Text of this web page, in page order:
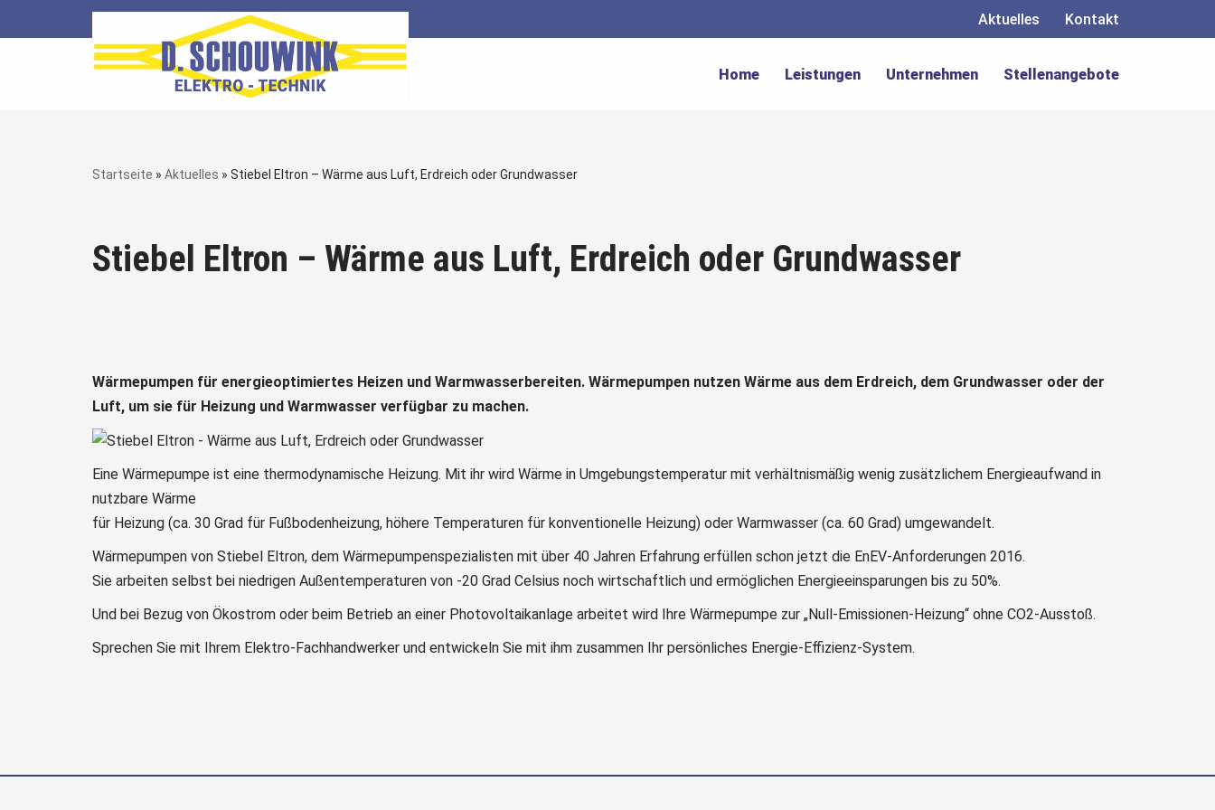
Aktuelles Kontakt
Home Leistungen Unternehmen Stellenangebote
Startseite » Aktuelles » Stiebel Eltron – Wärme aus Luft, Erdreich oder Grundwasser
Stiebel Eltron – Wärme aus Luft, Erdreich oder Grundwasser
Wärmepumpen für energieoptimiertes Heizen und Warmwasserbereiten. Wärmepumpen nutzen Wärme aus dem Erdreich, dem Grundwasser oder der
Luft, um sie für Heizung und Warmwasser verfügbar zu machen.
Eine Wärmepumpe ist eine thermodynamische Heizung. Mit ihr wird Wärme in Umgebungstemperatur mit verhältnismäßig wenig zusätzlichem Energieaufwand in
nutzbare Wärme
für Heizung (ca. 30 Grad für Fußbodenheizung, höhere Temperaturen für konventionelle Heizung) oder Warmwasser (ca. 60 Grad) umgewandelt.
Wärmepumpen von Stiebel Eltron, dem Wärmepumpenspezialisten mit über 40 Jahren Erfahrung erfüllen schon jetzt die EnEV-Anforderungen 2016.
Sie arbeiten selbst bei niedrigen Außentemperaturen von -20 Grad Celsius noch wirtschaftlich und ermöglichen Energieeinsparungen bis zu 50%.
Und bei Bezug von Ökostrom oder beim Betrieb an einer Photovoltaikanlage arbeitet wird Ihre Wärmepumpe zur „Null-Emissionen-Heizung“ ohne CO2-Ausstoß.
Sprechen Sie mit Ihrem Elektro-Fachhandwerker und entwickeln Sie mit ihm zusammen Ihr persönliches Energie-Effizienz-System.